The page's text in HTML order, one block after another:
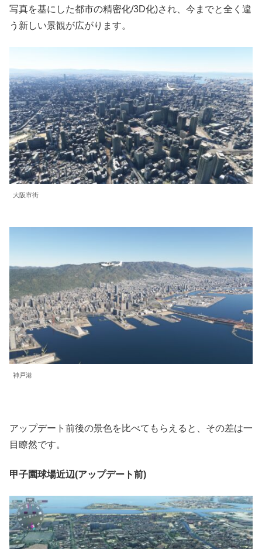
写真を基にした都市の精密化/3D化)され、今までと全く違
う新しい景観が広がります。
大阪市街
神戸港
アップデート前後の景色を比べてもらえると、その差は一
目瞭然です。
甲子園球場近辺(アップデート前)